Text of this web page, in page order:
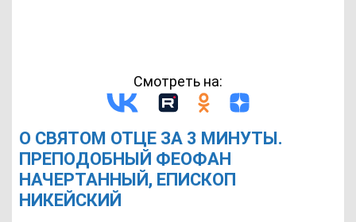
Смотреть на:
О СВЯТОМ ОТЦЕ ЗА 3 МИНУТЫ.
ПРЕПОДОБНЫЙ ФЕОФАН
НАЧЕРТАННЫЙ, ЕПИСКОП
НИКЕЙСКИЙ